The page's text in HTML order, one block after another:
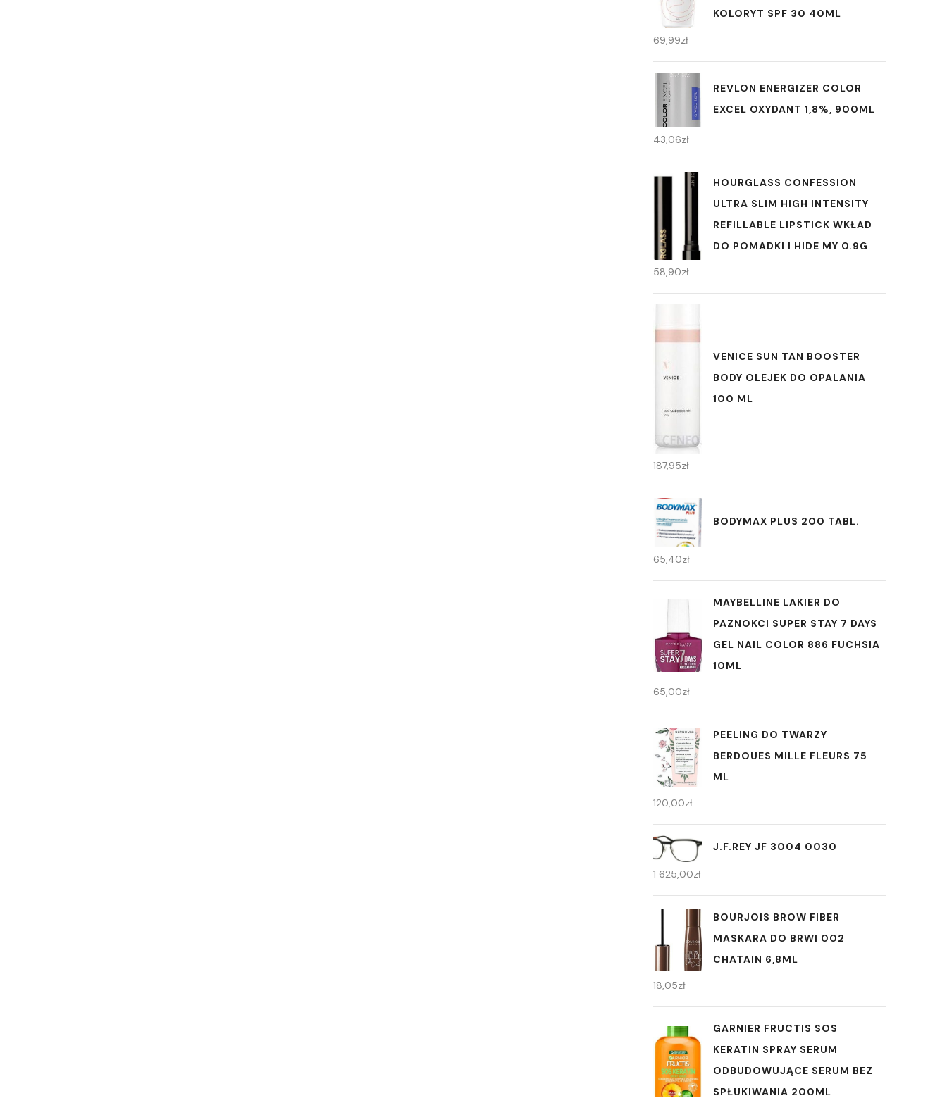
KOLORYT SPF 30 40ML
69,99zł
REVLON ENERGIZER COLOR
EXCEL OXYDANT 1,8%, 900ML
43,06zł
HOURGLASS CONFESSION
ULTRA SLIM HIGH INTENSITY
REFILLABLE LIPSTICK WKŁAD
DO POMADKI I HIDE MY 0.9G
58,90zł
VENICE SUN TAN BOOSTER
BODY OLEJEK DO OPALANIA
100 ML
187,95zł
BODYMAX PLUS 200 TABL.
65,40zł
MAYBELLINE LAKIER DO
PAZNOKCI SUPER STAY 7 DAYS
GEL NAIL COLOR 886 FUCHSIA
10ML
65,00zł
PEELING DO TWARZY
BERDOUES MILLE FLEURS 75
ML
120,00zł
J.F.REY JF 3004 0030
1 625,00zł
BOURJOIS BROW FIBER
MASKARA DO BRWI 002
CHATAIN 6,8ML
18,05zł
GARNIER FRUCTIS SOS
KERATIN SPRAY SERUM
ODBUDOWUJĄCE SERUM BEZ
SPŁUKIWANIA 200ML